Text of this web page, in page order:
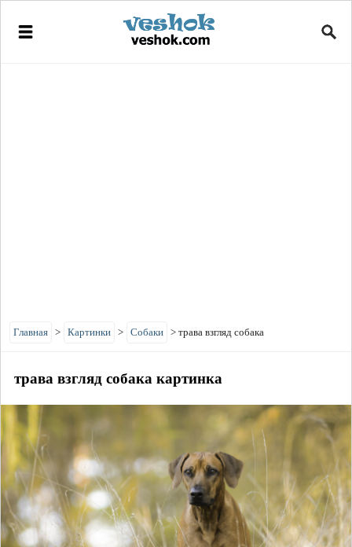
Главная > Картинки > Собаки > трава взгляд собака
трава взгляд собака картинка